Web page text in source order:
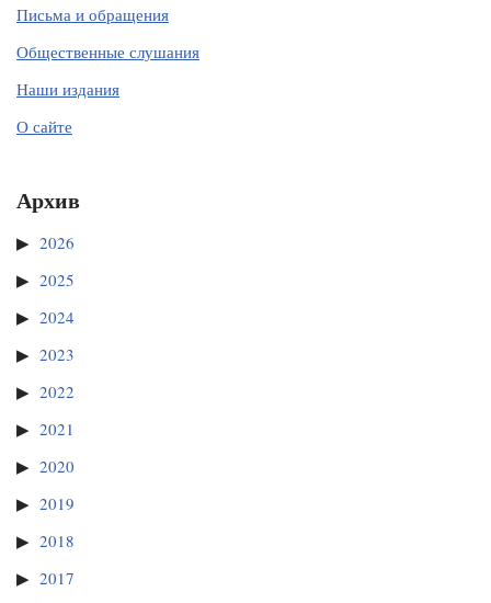
Письма и обращения
Общественные слушания
Наши издания
О сайте
Архив
2026
2025
2024
2023
2022
2021
2020
2019
2018
2017